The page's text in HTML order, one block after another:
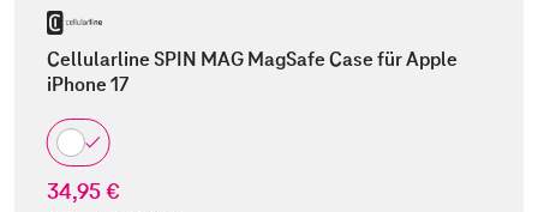
Cellularline SPIN MAG MagSafe Case für Apple
iPhone 17
34,95 €